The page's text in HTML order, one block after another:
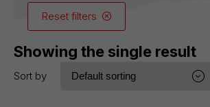
Reset filters
Showing the single result
Sort by